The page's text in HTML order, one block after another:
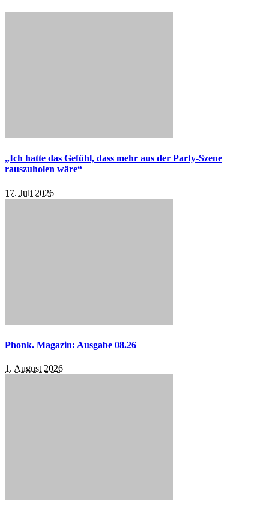
„Ich hatte das Gefühl, dass mehr aus der Party-Szene
rauszuholen wäre“
17. Juli 2026
Phonk. Magazin: Ausgabe 08.26
1. August 2026